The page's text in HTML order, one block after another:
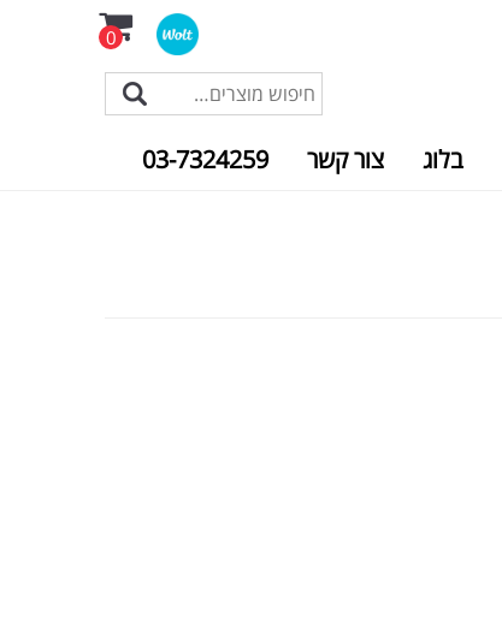
0
בלוג צור קשר 03-7324259